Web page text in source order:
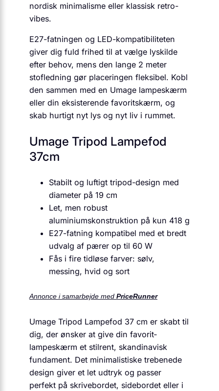
nordisk minimalisme eller klassisk retro-
vibes.
E27-fatningen og LED-kompatibiliteten
giver dig fuld frihed til at vælge lyskilde
efter behov, mens den lange 2 meter
stofledning gør placeringen fleksibel. Kobl
den sammen med en Umage lampeskærm
eller din eksisterende favoritskærm, og
skab hurtigt nyt lys og nyt liv i rummet.
Umage Tripod Lampefod
37cm
Stabilt og luftigt tripod-design med
diameter på 19 cm
Let, men robust
aluminiumskonstruktion på kun 418 g
E27-fatning kompatibel med et bredt
udvalg af pærer op til 60 W
Fås i fire tidløse farver: sølv,
messing, hvid og sort
Annonce i samarbejde med PriceRunner
Umage Tripod Lampefod 37 cm er skabt til
dig, der ønsker at give din favorit­
lampeskærm et stilrent, skandinavisk
fundament. Det minimalistiske trebenede
design giver et let udtryk og passer
perfekt på skrivebordet, sidebordet eller i